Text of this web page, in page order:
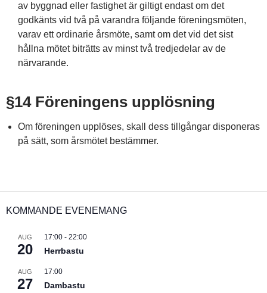
av byggnad eller fastighet är giltigt endast om det
godkänts vid två på varandra följande föreningsmöten,
varav ett ordinarie årsmöte, samt om det vid det sist
hållna mötet biträtts av minst två tredjedelar av de
närvarande.
§14 Föreningens upplösning
Om föreningen upplöses, skall dess tillgångar disponeras
på sätt, som årsmötet bestämmer.
KOMMANDE EVENEMANG
AUG
20
17:00 - 22:00
Herrbastu
AUG
27
17:00
Dambastu